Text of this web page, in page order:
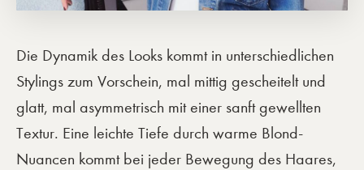
Die Dynamik des Looks kommt in unterschiedlichen
Stylings zum Vorschein, mal mittig gescheitelt und
glatt, mal asymmetrisch mit einer sanft gewellten
Textur. Eine leichte Tiefe durch warme Blond-
Nuancen kommt bei jeder Bewegung des Haares,